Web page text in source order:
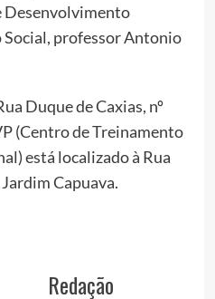
Desenvolvimento
Social, professor Antonio
Duque de Caxias, nº
(Centro de Treinamento
está localizado à Rua
Capuava.
Redação